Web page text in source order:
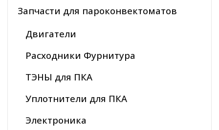
Запчасти для пароконвектоматов
Двигатели
Расходники Фурнитура
ТЭНЫ для ПКА
Уплотнители для ПКА
Электроника